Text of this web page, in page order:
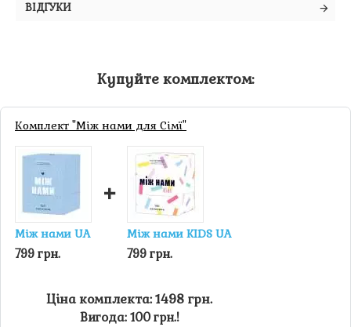
ВІДГУКИ
Купуйте комплектом:
Комплект "Між нами для Сімї"
Між нами UA
799 грн.
+
Між нами KIDS UA
799 грн.
Ціна комплекта: 1498 грн.
Вигода: 100 грн.!